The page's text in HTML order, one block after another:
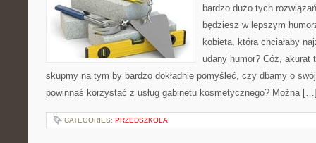
bardzo dużo tych
będziesz w lepszym
kobieta, która chciałaby
udany humor? Cóż, akurat
skupmy na tym by bardzo dokładnie pomyśleć, czy dbamy o
powinnaś korzystać z usług gabinetu kosmetycznego? Można
CATEGORIES: PRZEDSZKOLA